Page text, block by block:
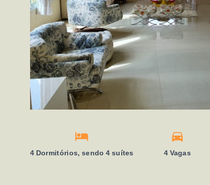
4 Dormitórios, sendo 4 suítes 4 Vagas